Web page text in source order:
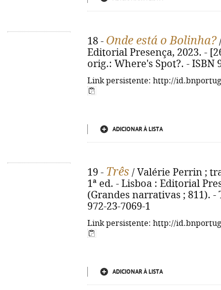
18 - Onde está o Bolinha?
Editorial Presença, 2023. -
orig.: Where's Spot?. - ISBN
Link persistente: http://
ADICIONAR À LISTA
19 - Três / Valérie Perrin ;
1ª ed. - Lisboa : Editorial
(Grandes narrativas ; 811).
972-23-7069-1
Link persistente: http://
ADICIONAR À LISTA